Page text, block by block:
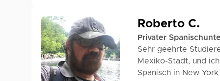
Lesen auf klare und
Selbstvertrauen,
Roberto C.
Privater
Sehr geehrte
Mexiko-Stadt, und
Spanisch in New